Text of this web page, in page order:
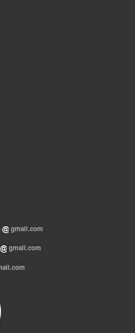
gmail.com
gmail.com